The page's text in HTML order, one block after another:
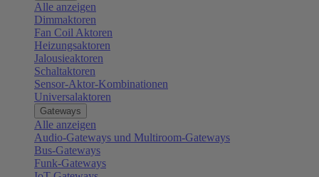
Alle anzeigen
Dimmaktoren
Fan Coil Aktoren
Heizungsaktoren
Jalousieaktoren
Schaltaktoren
Sensor-Aktor-Kombinationen
Universalaktoren
Gateways
Alle anzeigen
Audio-Gateways und Multiroom-Gateways
Bus-Gateways
Funk-Gateways